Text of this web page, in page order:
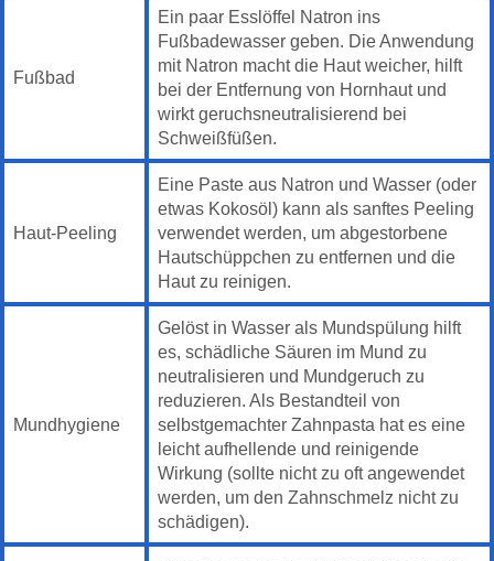
Fußbad
Ein paar Esslöffel Natron ins
Fußbadewasser geben. Die Anwendung
mit Natron macht die Haut weicher, hilft
bei der Entfernung von Hornhaut und
wirkt geruchsneutralisierend bei
Schweißfüßen.
Haut-Peeling
Eine Paste aus Natron und Wasser (oder
etwas Kokosöl) kann als sanftes Peeling
verwendet werden, um abgestorbene
Hautschüppchen zu entfernen und die
Haut zu reinigen.
Mundhygiene
Gelöst in Wasser als Mundspülung hilft
es, schädliche Säuren im Mund zu
neutralisieren und Mundgeruch zu
reduzieren. Als Bestandteil von
selbstgemachter Zahnpasta hat es eine
leicht aufhellende und reinigende
Wirkung (sollte nicht zu oft angewendet
werden, um den Zahnschmelz nicht zu
schädigen).